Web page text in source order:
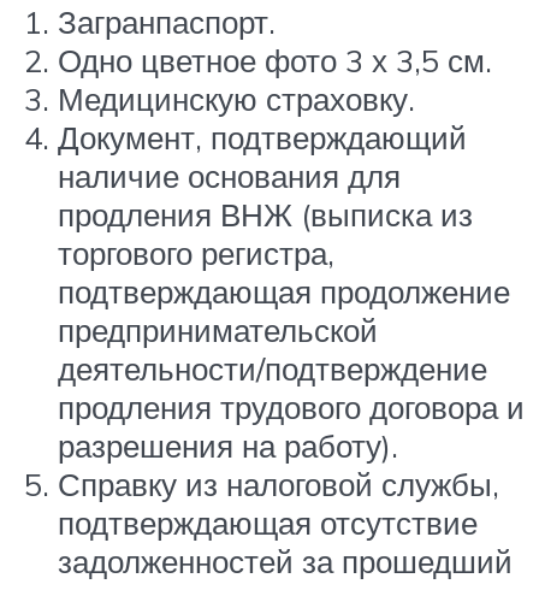
Загранпаспорт.
Одно цветное фото 3 х 3,5 см.
Медицинскую страховку.
Документ, подтверждающий
наличие основания для
продления ВНЖ (выписка из
торгового регистра,
подтверждающая продолжение
предпринимательской
деятельности/подтверждение
продления трудового договора и
разрешения на работу).
Справку из налоговой службы,
подтверждающая отсутствие
задолженностей за прошедший